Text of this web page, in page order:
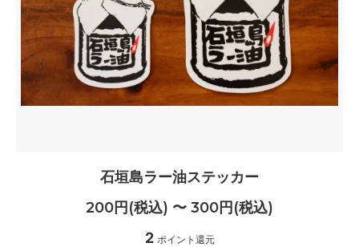
石垣島ラー油ステッカー
200円(税込) 〜 300円(税込)
2 ポイント還元